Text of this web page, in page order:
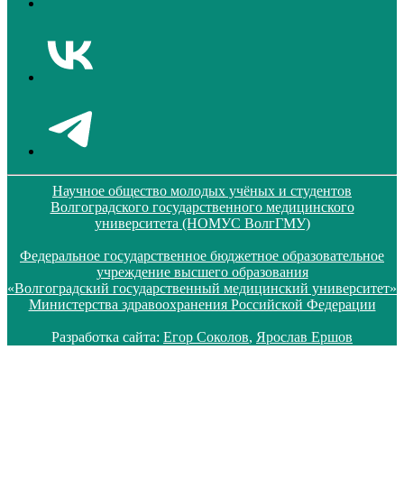
Научное общество молодых учёных и студентов
Волгоградского государственного медицинского
университета (НОМУС ВолгГМУ)
Федеральное государственное бюджетное образовательное
учреждение высшего образования
«Волгоградский государственный медицинский университет»
Министерства здравоохранения Российской Федерации
Разработка сайта: Егор Соколов, Ярослав Ершов